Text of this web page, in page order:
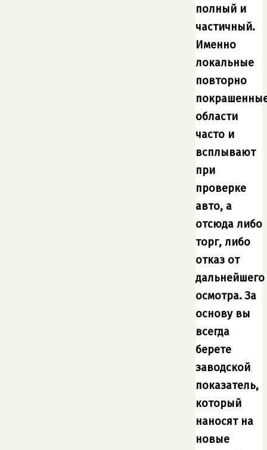
полный и
частичный.
Именно
локальные
повторно
области
часто и
всплывают
при
проверке
авто, а
отсюда либо
торг, либо
отказ от
дальнейшего
осмотра. За
основу вы
всегда
берете
заводской
показатель,
который
наносят на
новые